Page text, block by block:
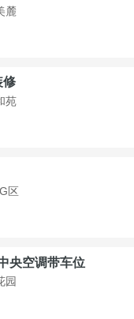
麓
修
苑
区
央空调带车位
园